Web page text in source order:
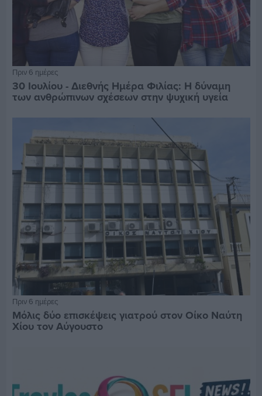
Πριν 6 ημέρες
30 Ιουλίου - Διεθνής Ημέρα Φιλίας: Η δύναμη
των ανθρώπινων σχέσεων στην ψυχική υγεία
Πριν 6 ημέρες
Μόλις δύο επισκέψεις γιατρού στον Οίκο Ναύτη
Χίου τον Αύγουστο